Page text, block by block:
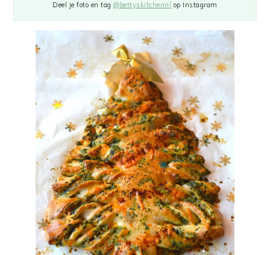
Deel je foto en tag@bettyskitchennl op Instagram